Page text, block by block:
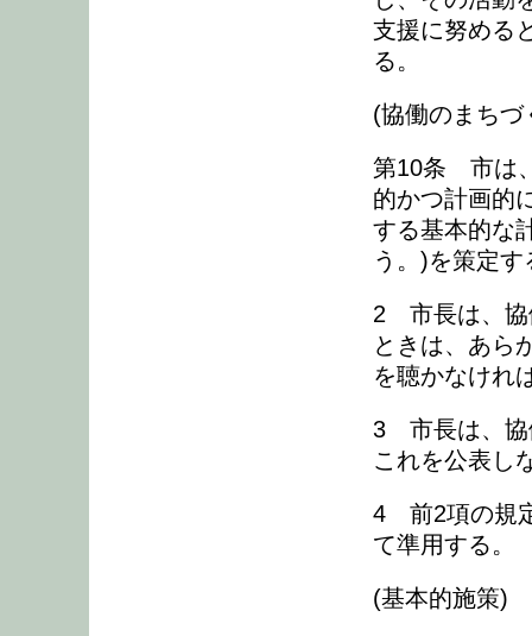
支援に努める
る。
(協働のまち
第10条 市は
的かつ計画的
する基本的な
う。)を策定
2 市長は、協
ときは、あら
を聴かなけれ
3 市長は、協
これを公表し
4 前2項の規
て準用する。
(基本的施策)